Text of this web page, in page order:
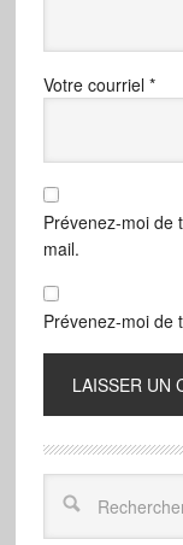
Votre courriel *
Prévenez-moi de
mail.
Prévenez-moi de